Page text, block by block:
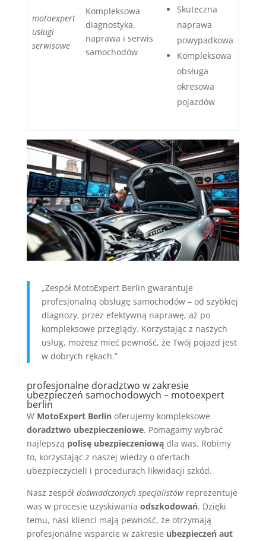
motoexpert
usługi
serwisowe
Kompleksowa
diagnostyka,
naprawa i serwis
samochodów
Skuteczna
naprawa
powypadkowa
Kompleksowa
obsługa
okresowa
pojazdów
„Zespół MotoExpert Berlin gwarantuje
profesjonalną obsługę samochodów – od szybkiej
diagnozy, przez efektywną naprawę, aż po
kompleksowe przeglądy. Korzystając z naszych
usług, możesz mieć pewność, że Twój pojazd jest
w dobrych rękach.”
profesjonalne doradztwo w zakresie
ubezpieczeń samochodowych – motoexpert
berlin
W MotoExpert Berlinoferujemy kompleksowe
doradztwo ubezpieczeniowe. Pomagamy wybrać
najlepszą polisę ubezpieczeniowądla was. Robimy
to, korzystając z naszej wiedzy o ofertach
ubezpieczycieli i procedurach likwidacji szkód.
Nasz zespół doświadczonych specjalistówreprezentuje
was w procesie uzyskiwania odszkodowań. Dzięki
temu, nasi klienci mają pewność, że otrzymają
profesjonalne wsparcie w zakresie ubezpieczeń aut